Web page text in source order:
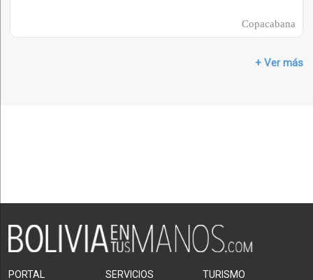
Copacabana
+ Ver más
PORTAL SERVICIOS TURISMO